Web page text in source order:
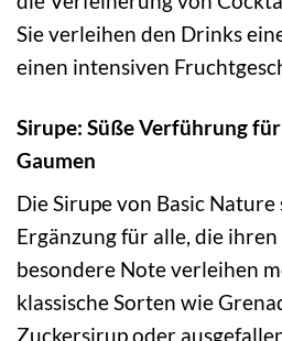
Sie verleihen den Drinks
einen intensiven
Sirupe: Süße Verführung
Gaumen
Die Sirupe von Basic
Ergänzung für alle, die
besondere Note verleihen
klassische Sorten wie
Zuckersirup oder